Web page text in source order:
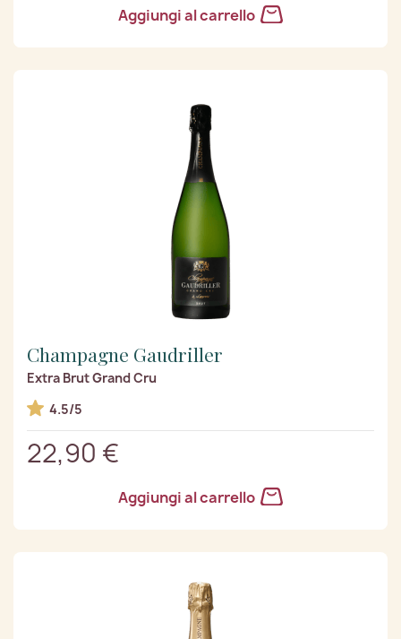
Aggiungi al carrello
Champagne Gaudriller
Extra Brut Grand Cru
4.5/5
22,90 €
Aggiungi al carrello